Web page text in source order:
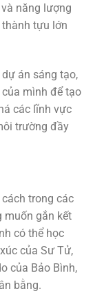
năng lượng
tựu lớn
án sáng tạo,
mình để tạo
các lĩnh vực
trường đầy
trong các
muốn gắn kết
có thể học
của Sư Tử,
của Bảo Bình,
bằng.